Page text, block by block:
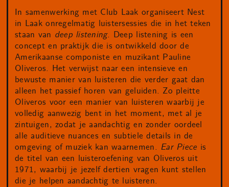
In samenwerking met Club Laak organiseert Nest
in Laak onregelmatig luistersessies die in het teken
staan van deep listening. Deep listening is een
concept en praktijk die is ontwikkeld door de
Amerikaanse componiste en muzikant Pauline
Oliveros. Het verwijst naar een intensieve en
bewuste manier van luisteren die verder gaat dan
alleen het passief horen van geluiden. Zo pleitte
Oliveros voor een manier van luisteren waarbij je
volledig aanwezig bent in het moment, met al je
zintuigen, zodat je aandachtig en zonder oordeel
alle auditieve nuances en subtiele details in de
omgeving of muziek kan waarnemen. Ear Piece is
de titel van een luisteroefening van Oliveros uit
1971, waarbij je jezelf dertien vragen kunt stellen
die je helpen aandachtig te luisteren.